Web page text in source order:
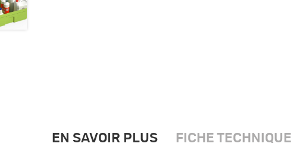
EN SAVOIR PLUS FICHE TECHNIQUE